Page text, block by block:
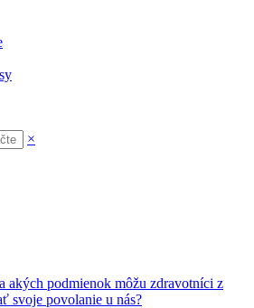
×
akých podmienok môžu zdravotníci z
svoje povolanie u nás?